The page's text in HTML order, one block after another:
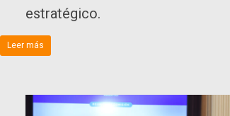
estratégico.
Leer más